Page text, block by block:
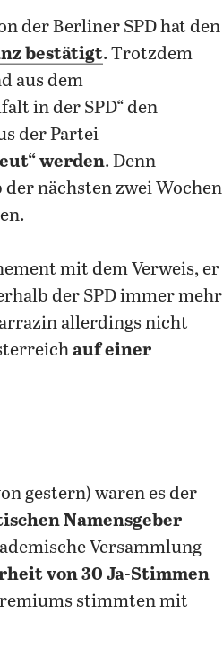
der Berliner SPD hat den
bestätigt. Trotzdem
aus dem
in der SPD“ den
der Partei
werden. Denn
nächsten zwei Wochen
mit dem Verweis, er
der SPD immer mehr
allerdings nicht
auf einer
gestern) waren es der
Namensgeber
Versammlung
von 30 Ja-Stimmen
stimmten mit